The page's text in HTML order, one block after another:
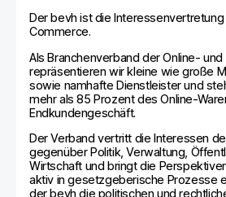
Der bevh ist die
Commerce.
Als Branchenverband der Online-
repräsentieren wir kleine wie große
sowie namhafte Dienstleister und
mehr als 85 Prozent des Online-
Endkundengeschäft.
Der Verband vertritt die Interessen
gegenüber Politik, Verwaltung,
Wirtschaft und bringt die
aktiv in gesetzgeberische Prozesse
der bevh die politischen und